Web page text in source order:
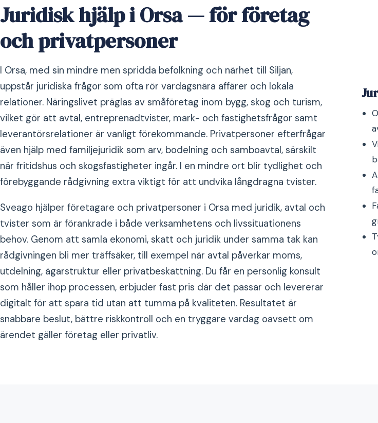
Juridisk hjälp i Orsa — för företag
och privatpersoner
I Orsa, med sin mindre men spridda befolkning och närhet till Siljan,
uppstår juridiska frågor som ofta rör vardagsnära affärer och lokala
relationer. Näringslivet präglas av småföretag inom bygg, skog och turism,
vilket gör att avtal, entreprenadtvister, mark- och fastighetsfrågor samt
leverantörsrelationer är vanligt förekommande. Privatpersoner efterfrågar
även hjälp med familjejuridik som arv, bodelning och samboavtal, särskilt
när fritidshus och skogsfastigheter ingår. I en mindre ort blir tydlighet och
förebyggande rådgivning extra viktigt för att undvika långdragna tvister.
Sveago hjälper företagare och privatpersoner i Orsa med juridik, avtal och
tvister som är förankrade i både verksamhetens och livssituationens
behov. Genom att samla ekonomi, skatt och juridik under samma tak kan
rådgivningen bli mer träffsäker, till exempel när avtal påverkar moms,
utdelning, ägarstruktur eller privatbeskattning. Du får en personlig konsult
som håller ihop processen, erbjuder fast pris där det passar och levererar
digitalt för att spara tid utan att tumma på kvaliteten. Resultatet är
snabbare beslut, bättre riskkontroll och en tryggare vardag oavsett om
ärendet gäller företag eller privatliv.